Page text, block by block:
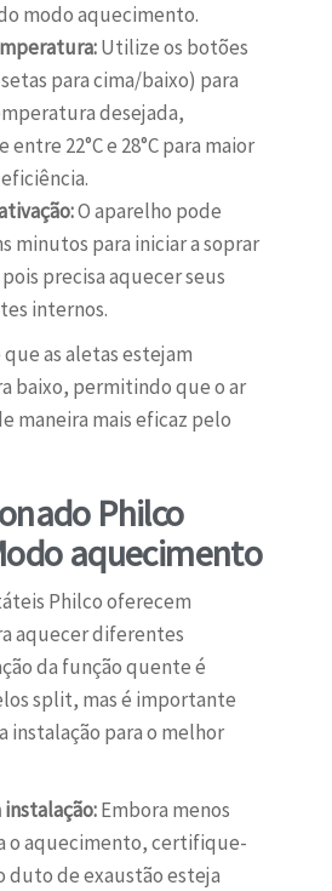
modo aquecimento.
Utilize os botões
setas para cima/baixo) para
desejada,
22°C e 28°C para maior
O aparelho pode
minutos para iniciar a soprar
precisa aquecer seus
internos.
as aletas estejam
baixo, permitindo que o ar
maneira mais eficaz pelo
Philco
aquecimento
Philco oferecem
aquecer diferentes
da função quente é
split, mas é importante
instalação para o melhor
Embora menos
o aquecimento, certifique-
duto de exaustão esteja